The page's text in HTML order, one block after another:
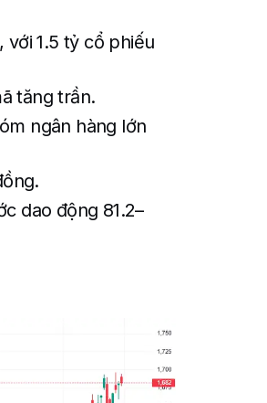
1.5 tỷ cổ phiếu
tăng trần.
ngân hàng lớn
dao động 81.2–